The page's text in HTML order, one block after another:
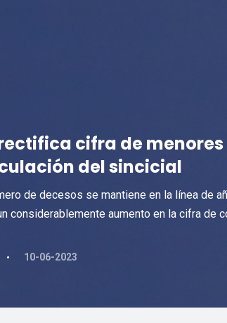
cifra de
del sincicial
de decesos se mantiene en la línea de
considerablemente aumento en la cifra de
10-06-2023